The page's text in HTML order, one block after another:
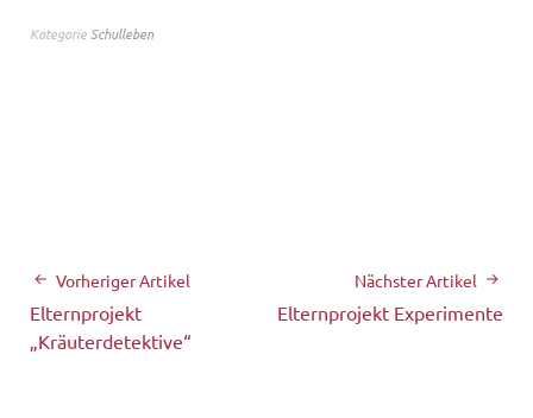
KategorieSchulleben
Vorheriger Artikel
Elternprojekt
„Kräuterdetektive“
Nächster Artikel
Elternprojekt Experimente